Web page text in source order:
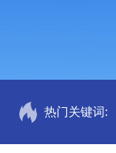
热门关键词: